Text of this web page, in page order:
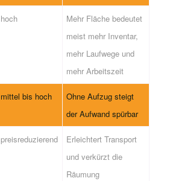
hoch
Mehr Fläche bedeutet
meist mehr Inventar,
mehr Laufwege und
mehr Arbeitszeit
mittel bis hoch
Ohne Aufzug steigt
der Aufwand spürbar
preisreduzierend
Erleichtert Transport
und verkürzt die
Räumung